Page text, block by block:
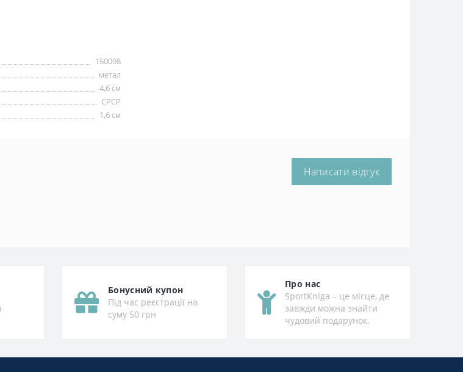
150098
метал
4,6 см
СРСР
1,6 см
Написати відгук
Бонусний купон
Під час реєстрації на
суму 50 грн
Про нас
SportKniga – це місце, де
завжди можна знайти
чудовий подарунок.